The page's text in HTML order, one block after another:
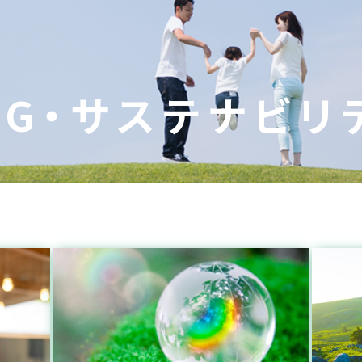
・サステナビリ